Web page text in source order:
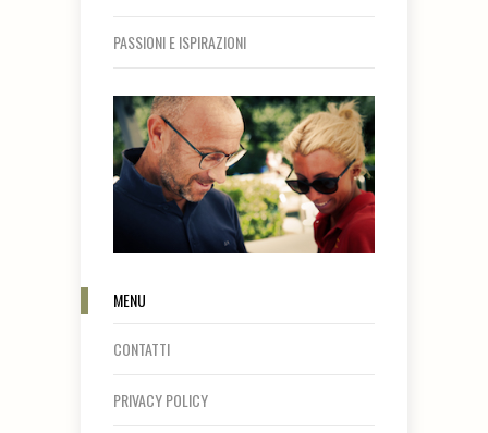
PASSIONI E ISPIRAZIONI
MENU
CONTATTI
PRIVACY POLICY